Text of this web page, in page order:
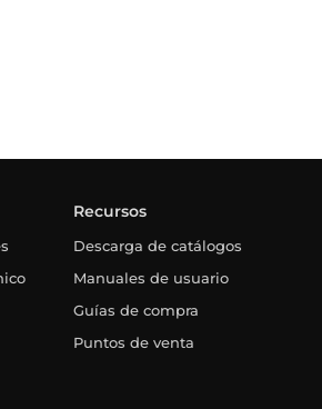
Recursos
Descarga de catálogos
Manuales de usuario
Guías de compra
Puntos de venta